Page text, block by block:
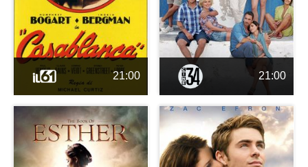
21:00 21:00